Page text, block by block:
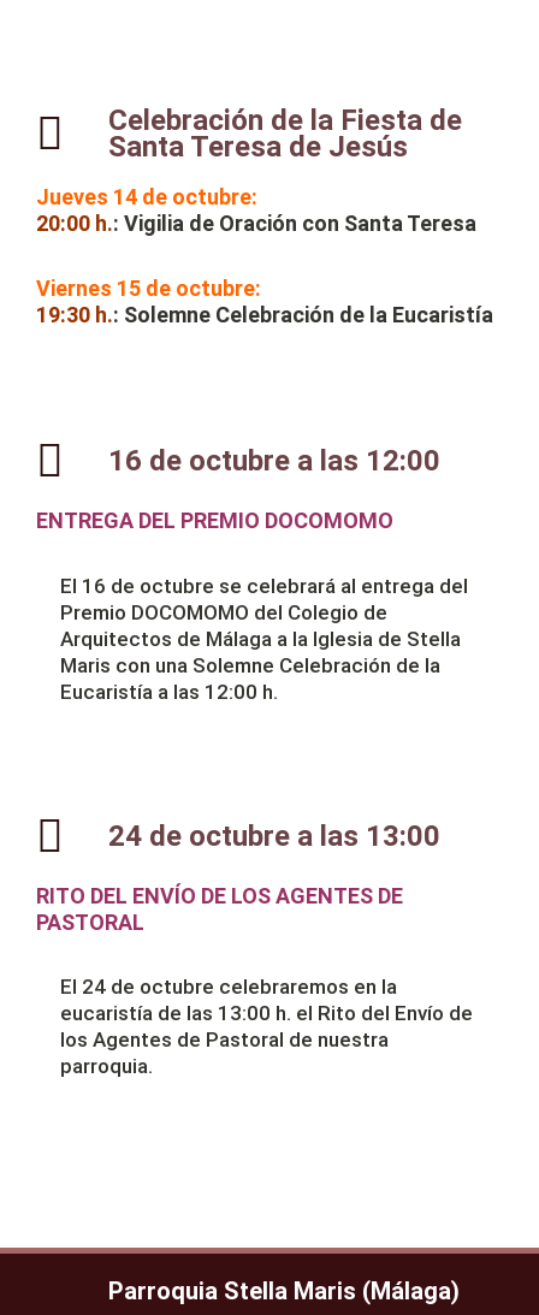
Celebración de la Fiesta de
Santa Teresa de Jesús
Jueves 14 de octubre:
20:00 h.: Vigilia de Oración con Santa Teresa
Viernes 15 de octubre:
19:30 h.: Solemne Celebración de la Eucaristía
16 de octubre a las 12:00
ENTREGA DEL PREMIO DOCOMOMO
El 16 de octubre se celebrará al entrega del
Premio DOCOMOMO del Colegio de
Arquitectos de Málaga a la Iglesia de Stella
Maris con una Solemne Celebración de la
Eucaristía a las 12:00 h.
24 de octubre a las 13:00
RITO DEL ENVÍO DE LOS AGENTES DE
PASTORAL
El 24 de octubre celebraremos en la
eucaristía de las 13:00 h. el Rito del Envío de
los Agentes de Pastoral de nuestra
parroquia.
Parroquia Stella Maris (Málaga)